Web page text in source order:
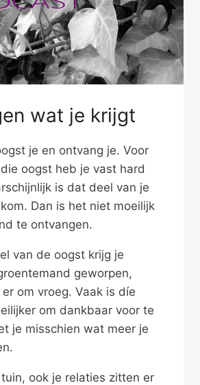
wat je krijgt
je en ontvang je. Voor
oogst heb je vast hard
is dat deel van je
Dan is het niet moeilijk
te ontvangen.
van de oogst krijg je
geworpen,
om vroeg. Vaak is díe
om dankbaar voor te
je misschien wat meer je
ook je relaties zitten er